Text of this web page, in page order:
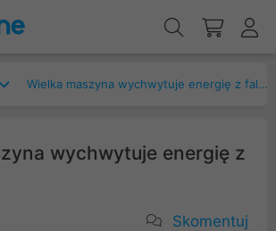
Wielka maszyna wychwytuje energię z fal oceanu
wychwytuje energię z
Skomentuj